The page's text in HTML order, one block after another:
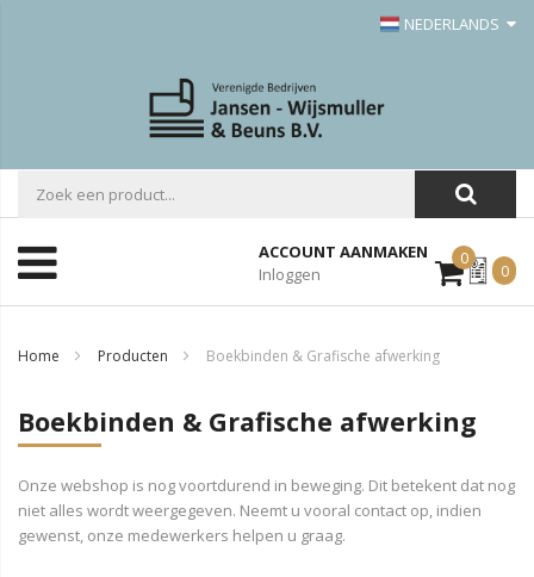
NEDERLANDS
ACCOUNT AANMAKEN
Inloggen
0Mijn
Offerte
0
Home Producten Boekbinden & Grafische afwerking
Boekbinden & Grafische afwerking
Onze webshop is nog voortdurend in beweging. Dit betekent dat nog
niet alles wordt weergegeven. Neemt u vooral contact op, indien
gewenst, onze medewerkers helpen u graag.